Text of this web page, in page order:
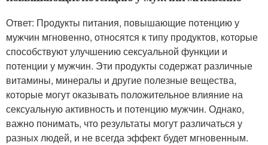
Ответ: Продукты питания, повышающие потенцию у
мужчин мгновенно, относятся к типу продуктов, которые
способствуют улучшению сексуальной функции и
потенции у мужчин. Эти продукты содержат различные
витамины, минералы и другие полезные вещества,
которые могут оказывать положительное влияние на
сексуальную активность и потенцию мужчин. Однако,
важно понимать, что результаты могут различаться у
разных людей, и не всегда эффект будет мгновенным.